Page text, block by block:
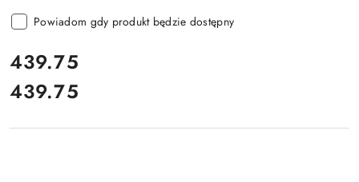
Powiadom gdy produkt będzie dostępny
cena:
439.75
Cena:
439.75